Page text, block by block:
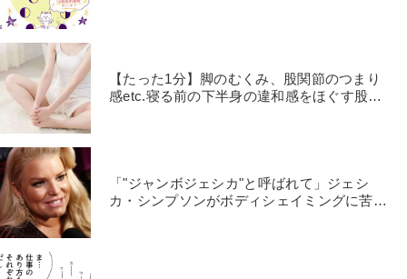
【たった1分】脚のむくみ、股関節のつまり
感etc.寝る前の下半身の違和感をほぐす股関
「"ジャンボジェシカ"と呼ばれて」ジェシ
カ・シンプソンがボディシェイミングに苦し